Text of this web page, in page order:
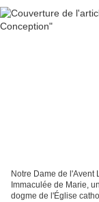
Notre Dame de l'Avent
Immaculée de Marie,
dogme de l'Église